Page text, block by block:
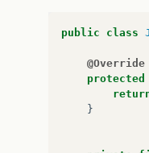
public class
@Override
protected
}